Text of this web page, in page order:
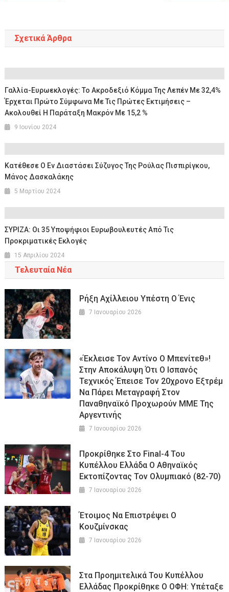
Σχετικά Άρθρα
Γαλλία-Ευρωεκλογές: Το Ακροδεξιό Κόμμα Της Λεπέν Με 32,4%
Έρχεται Πρώτο Σύμφωνα Με Τις Πρώτες Εκτιμήσεις –
Ακολουθεί Η Παράταξη Μακρόν Με 15,2 %
9 Ιουνίου 2024
Κατέθεσε Ο Εν Διαστάσει Σύζυγος Της Ρούλας Πισπιρίγκου,
Μάνος Δασκαλάκης
5 Μαρτίου 2024
ΣΥΡΙΖΑ: Οι 35 Υποψήφιοι Ευρωβουλευτές Από Τις
Προκριματικές Εκλογές
15 Απριλίου 2024
Τελευταία Νέα
Ρήξη Αχίλλειου Υπέστη Ο Ένις
7 Ιανουαρίου 2026
«Έκλεισε Τον Αντίνο Ο Μπενίτεθ»!
Στην Αποκάλυψη Ότι Ο Ισπανός
Τεχνικός Έπεισε Τον 20χρονο Εξτρέμ
Να Πάρει Μεταγραφή Στον
Παναθηναϊκό Προχωρούν ΜΜΕ Της
Αργεντινής
7 Ιανουαρίου 2026
Προκρίθηκε Στο Final-4 Του
Κυπέλλου Ελλάδα Ο Αθηναϊκός
Εκτοπίζοντας Τον Ολυμπιακό (82-70)
7 Ιανουαρίου 2026
Έτοιμος Να Επιστρέψει Ο
Κουζμίνσκας
7 Ιανουαρίου 2026
Στα Προημιτελικά Του Κυπέλλου
Ελλάδας Προκρίθηκε Ο ΟΦΗ: Υπέταξε